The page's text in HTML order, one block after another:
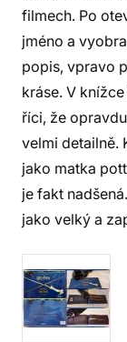
filmech. Po
jméno a
popis, vpravo
kráse. V
říci, že
velmi detailně.
jako matka
je fakt
jako velký a